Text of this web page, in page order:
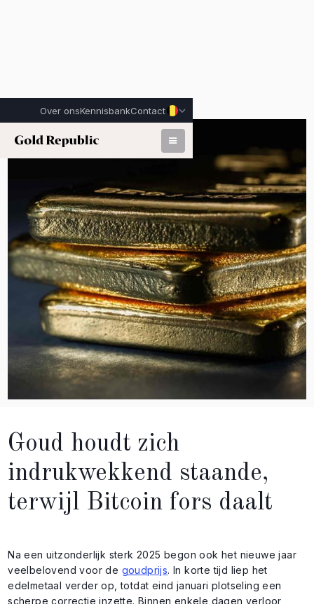
Over onsKennisbankContact
Gepubliceerd op:17 februari 2026
Goud houdt zich
indrukwekkend staande,
terwijl Bitcoin fors daalt
Na een uitzonderlijk sterk 2025 begon ook het nieuwe jaar
veelbelovend voor de goudprijs. In korte tijd liep het
edelmetaal verder op, totdat eind januari plotseling een
scherpe correctie inzette. Binnen enkele dagen verloor